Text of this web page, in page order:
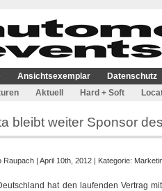
Ansichtsexemplar Datenschutz
Aktuell Hard + Soft
bleibt weiter Sponsor
Raupach | April 10th, 2012 | Kategorie:
hat den laufenden Vertrag